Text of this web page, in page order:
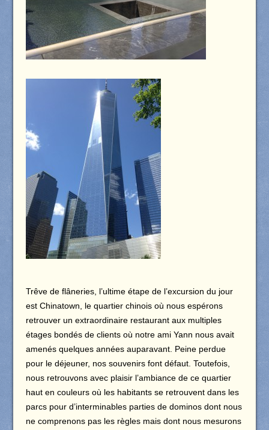
Trêve de flâneries, l’ultime étape de l’excursion du jour
est Chinatown, le quartier chinois où nous espérons
retrouver un extraordinaire restaurant aux multiples
étages bondés de clients où notre ami Yann nous avait
amenés quelques années auparavant. Peine perdue
pour le déjeuner, nos souvenirs font défaut. Toutefois,
nous retrouvons avec plaisir l’ambiance de ce quartier
haut en couleurs où les habitants se retrouvent dans les
parcs pour d’interminables parties de dominos dont nous
ne comprenons pas les règles mais dont nous mesurons